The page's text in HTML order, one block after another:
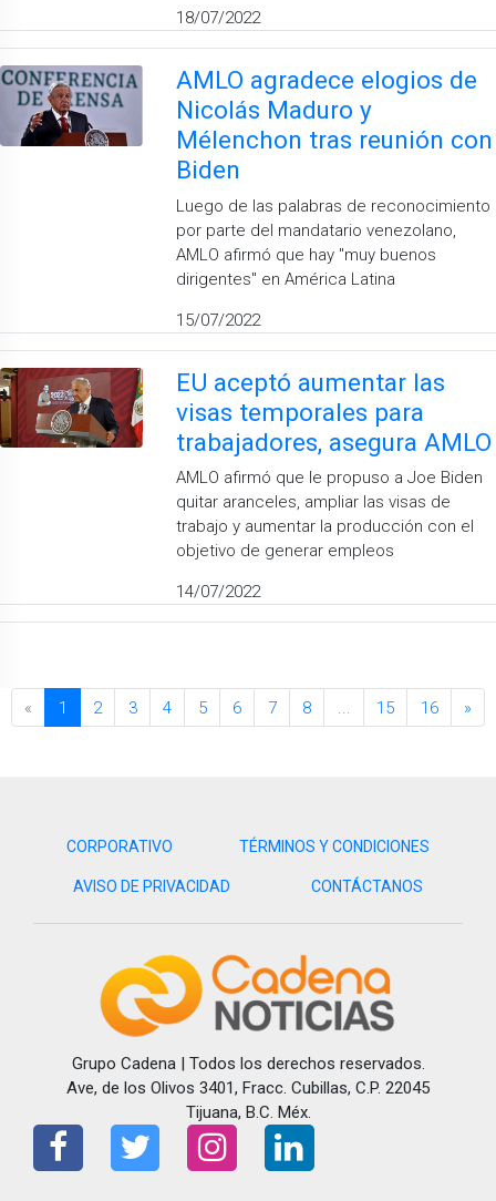
18/07/2022
AMLO agradece elogios de
Nicolás Maduro y
Mélenchon tras reunión con
Biden
Luego de las palabras de reconocimiento
por parte del mandatario venezolano,
AMLO afirmó que hay ''muy buenos
dirigentes'' en América Latina
15/07/2022
EU aceptó aumentar las
visas temporales para
trabajadores, asegura AMLO
AMLO afirmó que le propuso a Joe Biden
quitar aranceles, ampliar las visas de
trabajo y aumentar la producción con el
objetivo de generar empleos
14/07/2022
« 1 2 3 4 5 6 7 8 15 16 »
CORPORATIVO TÉRMINOS Y CONDICIONES
AVISO DE PRIVACIDAD CONTÁCTANOS
Grupo Cadena | Todos los derechos reservados.
Ave, de los Olivos 3401, Fracc. Cubillas, C.P. 22045
Tijuana, B.C. Méx.